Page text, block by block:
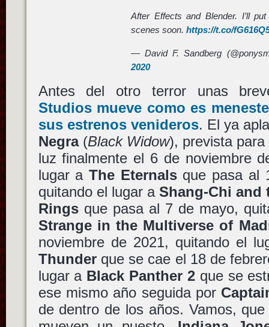
After Effects and Blender. I’ll
scenes soon.https://t.co/
— David F. Sandberg
2020
Antes del otro terror unas
Studiosmueve como es
sus estrenos venideros. El ya
Negra(Black Widow), prevista
luz finalmente el 6 de noviembre
lugar a The Eternalsque pasa al
quitando el lugar a Shang-Chi and
Ringsque pasa al 7 de mayo,
Strange in the Multiverse of
noviembre de 2021, quitando el
Thunderque se cae el 18 de
lugar a Black Panther 2que se
ese mismo año seguida por
de dentro de los años. Vamos,